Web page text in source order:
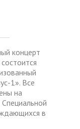
концерт
1». Все
на
в